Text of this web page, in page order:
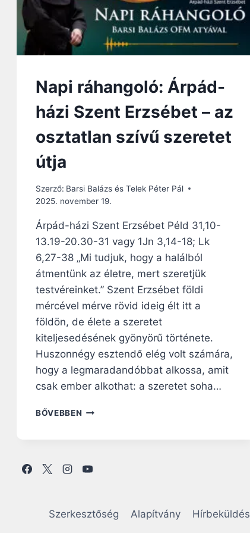
Napi ráhangoló: Árpád-
házi Szent Erzsébet – az
osztatlan szívű szeretet
útja
Szerző: Barsi Balázs és Telek Péter Pál
2025. november 19.
Árpád-házi Szent Erzsébet Péld 31,10-
13.19-20.30-31 vagy 1Jn 3,14-18; Lk
6,27-38 „Mi tudjuk, hogy a halálból
átmentünk az életre, mert szeretjük
testvéreinket.” Szent Erzsébet földi
mércével mérve rövid ideig élt itt a
földön, de élete a szeretet
kiteljesedésének gyönyörű története.
Huszonnégy esztendő elég volt számára,
hogy a legmaradandóbbat alkossa, amit
csak ember alkothat: a szeretet soha…
BŐVEBBEN
Á
N
Szerkesztőség Alapítvány Hírbeküldés